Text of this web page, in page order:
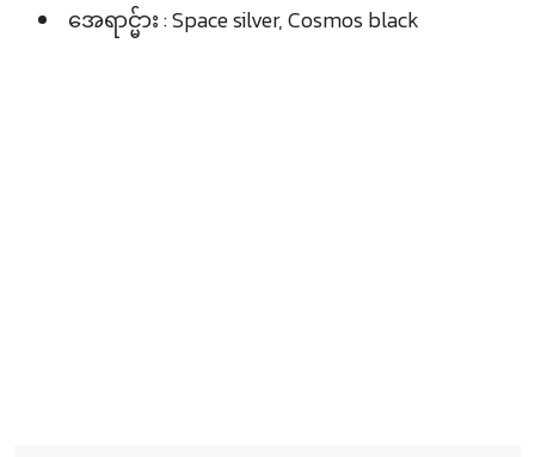
အေရာင္မ်ား : Space silver, Cosmos black